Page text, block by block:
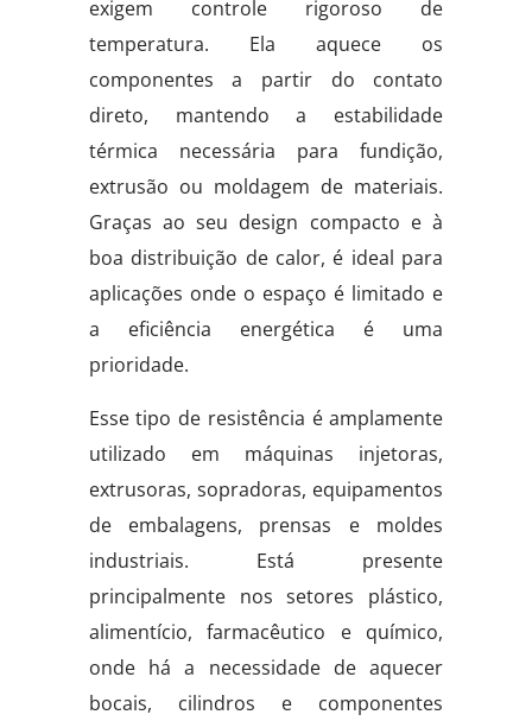
exigem controle rigoroso de
temperatura. Ela aquece os
componentes a partir do contato
direto, mantendo a estabilidade
térmica necessária para fundição,
extrusão ou moldagem de materiais.
Graças ao seu design compacto e à
boa distribuição de calor, é ideal para
aplicações onde o espaço é limitado e
a eficiência energética é uma
prioridade.
Esse tipo de resistência é amplamente
utilizado em máquinas injetoras,
extrusoras, sopradoras, equipamentos
de embalagens, prensas e moldes
industriais. Está presente
principalmente nos setores plástico,
alimentício, farmacêutico e químico,
onde há a necessidade de aquecer
bocais, cilindros e componentes